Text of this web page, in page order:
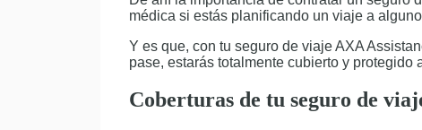
médica si estás planificando un viaje a
Y es que, con tu seguro de viaje AXA
pase, estarás totalmente cubierto y protegido
Coberturas de tu seguro de